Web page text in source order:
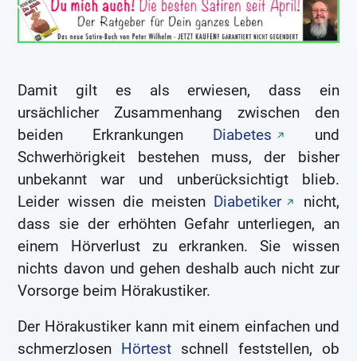
Damit gilt es als erwiesen, dass ein
ursächlicher Zusammenhang zwischen den
beiden Erkrankungen Diabetes
und
Schwerhörigkeit bestehen muss, der bisher
unbekannt war und unberücksichtigt blieb.
Leider wissen die meisten Diabetiker
nicht,
dass sie der erhöhten Gefahr unterliegen, an
einem Hörverlust zu erkranken. Sie wissen
nichts davon und gehen deshalb auch nicht zur
Vorsorge beim Hörakustiker.
Der Hörakustiker kann mit einem einfachen und
schmerzlosen Hörtest schnell feststellen, ob